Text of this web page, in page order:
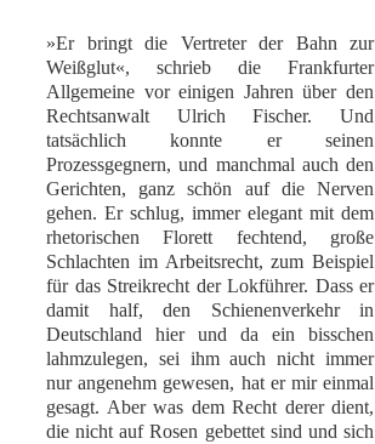
»Er bringt die Vertreter der Bahn zur
Weißglut«, schrieb die Frankfurter
Allgemeine vor einigen Jahren über den
Rechtsanwalt Ulrich Fischer. Und
tatsächlich konnte er seinen
Prozessgegnern, und manchmal auch den
Gerichten, ganz schön auf die Nerven
gehen. Er schlug, immer elegant mit dem
rhetorischen Florett fechtend, große
Schlachten im Arbeitsrecht, zum Beispiel
für das Streikrecht der Lokführer. Dass er
damit half, den Schienenverkehr in
Deutschland hier und da ein bisschen
lahmzulegen, sei ihm auch nicht immer
nur angenehm gewesen, hat er mir einmal
gesagt. Aber was dem Recht derer dient,
die nicht auf Rosen gebettet sind und sich